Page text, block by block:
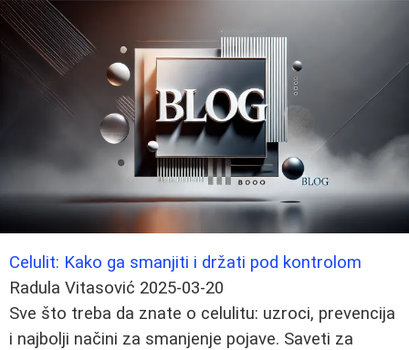
Celulit: Kako ga smanjiti i držati pod kontrolom
Radula Vitasović 2025-03-20
Sve što treba da znate o celulitu: uzroci, prevencija
i najbolji načini za smanjenje pojave. Saveti za